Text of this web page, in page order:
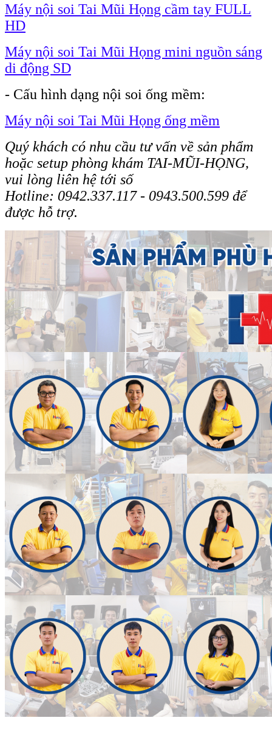
Máy nội soi Tai Mũi Họng cầm tay FULL
HD
Máy nội soi Tai Mũi Họng mini nguồn sáng
di động SD
- Cấu hình dạng nội soi ống mềm:
Máy nội soi Tai Mũi Họng ống mềm
Quý khách có nhu cầu tư vấn về sản phẩm
hoặc setup phòng khám TAI-MŨI-HỌNG,
vui lòng liên hệ tới số
Hotline: 0942.337.117 - 0943.500.599 để
được hỗ trợ.